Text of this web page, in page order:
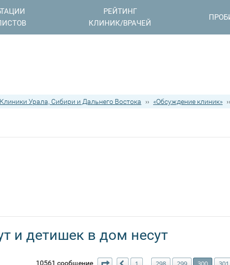
РЕЙТИНГ
КЛИНИК/ВРАЧЕЙ
Клиники Урала, Сибири и Дальнего Востока ›› «Обсуждение клиник» ››
и детишек в дом несут
10561 сообщение Страница 300 из302